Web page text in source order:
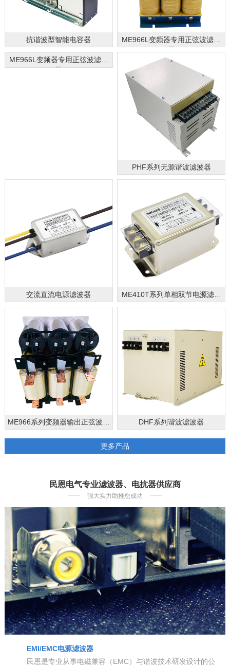
抗谐波型智能电容器
ME966L变频器专用正弦波滤波
器
ME966L变频器专用正弦波滤波
器
PHF系列无源谐波滤波器
交流直流电源滤波器
ME410T系列单相双节电源滤波
器
ME966系列变频器输出正弦波滤
波器
DHF系列谐波滤波器
更多产品
民恩电气专业滤波器、电抗器供应商
强大实力助推您成功
EMI/EMC电源滤波器
民恩是专业从事电磁兼容（EMC）与谐波技术研发设计的公